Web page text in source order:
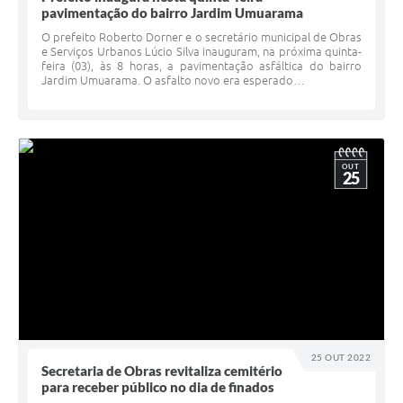
pavimentação do bairro Jardim Umuarama
O prefeito Roberto Dorner e o secretário municipal de Obras
e Serviços Urbanos Lúcio Silva inauguram, na próxima quinta-
feira (03), às 8 horas, a pavimentação asfáltica do bairro
Jardim Umuarama. O asfalto novo era esperado…
25 OUT 2022
OUT
25
Secretaria de Obras revitaliza cemitério
para receber público no dia de finados